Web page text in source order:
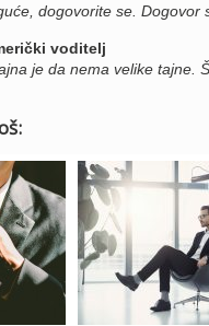
dogovorite se. Dogovor
voditelj
je da nema velike tajne.